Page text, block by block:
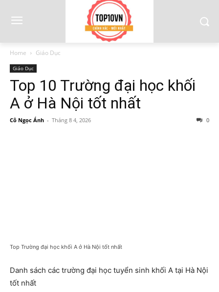
Home Giáo Dục
Giáo Dục
Top 10 Trường đại học khối
A ở Hà Nội tốt nhất
Cô Ngọc Ánh - Tháng 8 4, 2026 0
Top Trường đại học khối A ở Hà Nội tốt nhất
Danh sách các trường đại học tuyển sinh khối A tại Hà Nội
tốt nhất